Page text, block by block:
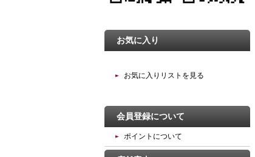
お気に入り
お気に入りリストを見る
会員登録について
ポイントについて